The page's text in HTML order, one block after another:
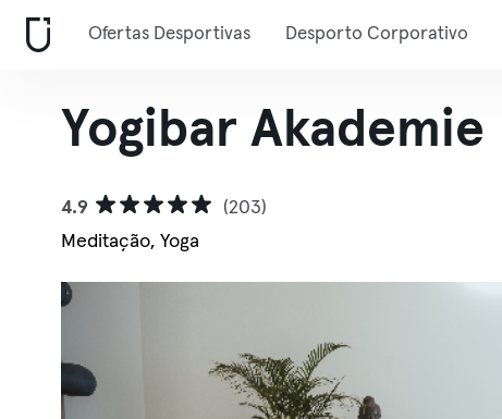
Ofertas Desportivas Desporto Corporativo
Yogibar Akademie
4.9
(203)
Meditação, Yoga